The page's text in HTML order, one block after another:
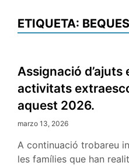
ETIQUETA: BEQUES
Assignació d’ajuts
activitats
aquest 2026.
marzo 13, 2026
A continuació trobareu
les famílies que han